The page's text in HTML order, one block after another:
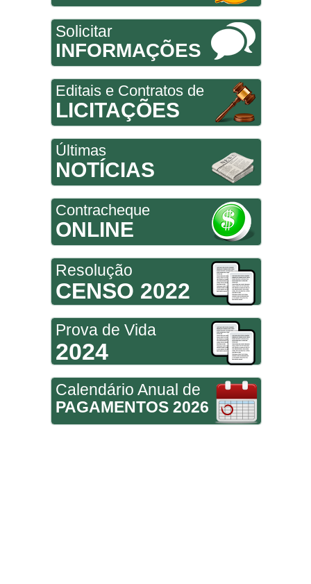
Solicitar
INFORMAÇÕES
Editais e Contratos de
LICITAÇÕES
Últimas
NOTÍCIAS
Contracheque
ONLINE
Resolução
CENSO 2022
Prova de Vida
2024
Calendário Anual de
PAGAMENTOS 2026